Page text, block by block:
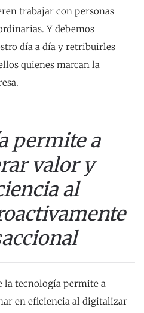
trabajar con personas
Y debemos
día a día y retribuirles
quienes marcan la
permite a
valor y
al
la tecnología permite a
en eficiencia al digitalizar